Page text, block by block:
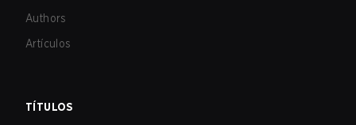
Authors
Artículos
TÍTULOS